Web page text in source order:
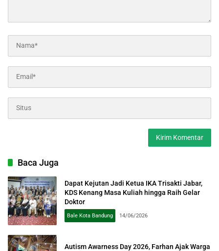
Baca Juga
Dapat Kejutan Jadi Ketua IKA Trisakti Jabar,
KDS Kenang Masa Kuliah hingga Raih Gelar
Doktor
Bale Kota Bandung 14/06/2026
Autism Awarness Day 2026, Farhan Ajak Warga